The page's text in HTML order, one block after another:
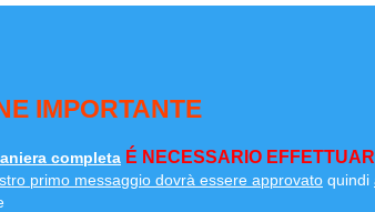
IMPORTANTE
completa É NECESSARIO
primo messaggio dovrà essere approvato quindi